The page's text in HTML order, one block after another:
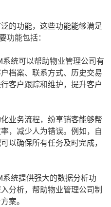
的功能，这些功能能够满足
功能包括：
系统可以帮助物业管理公司有
档案、联系方式、历史交易
客户跟踪和维护，提升客户
业务流程，纷享销客能够帮
，减少人为错误。例如，自
以确保所有任务及时完成，
系统提供强大的数据分析功
分析，帮助物业管理公司制
案。